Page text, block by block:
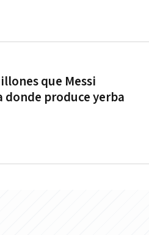
que Messi
produce yerba